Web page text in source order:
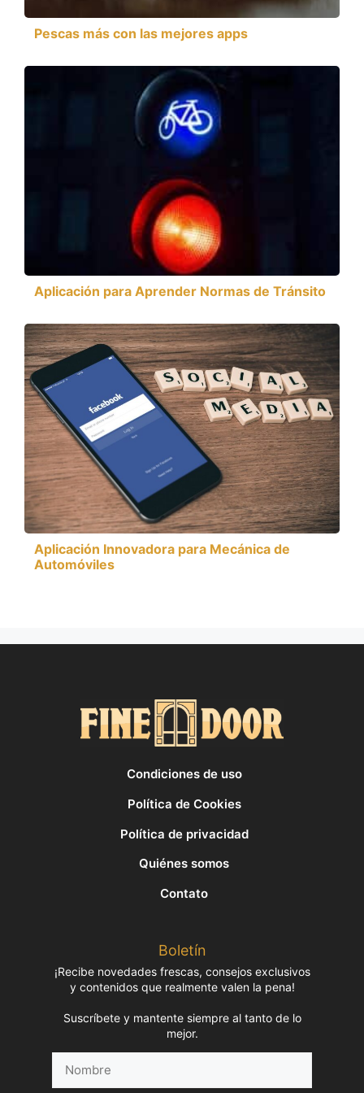
Pescas más con las mejores apps
Aplicación para Aprender Normas de Tránsito
Aplicación Innovadora para Mecánica de
Automóviles
Condiciones de uso
Política de Cookies
Política de privacidad
Quiénes somos
Contato
Boletín
¡Recibe novedades frescas, consejos exclusivos
y contenidos que realmente valen la pena!
Suscríbete y mantente siempre al tanto de lo
mejor.